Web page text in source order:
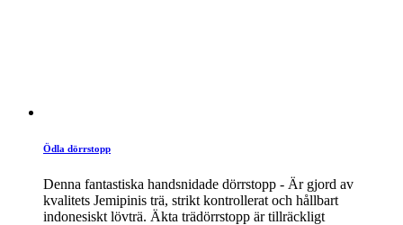
Ödla dörrstopp
Denna fantastiska handsnidade dörrstopp - Är gjord av
kvalitets Jemipinis trä, strikt kontrollerat och hållbart
indonesiskt lövträ. Äkta trädörrstopp är tillräckligt